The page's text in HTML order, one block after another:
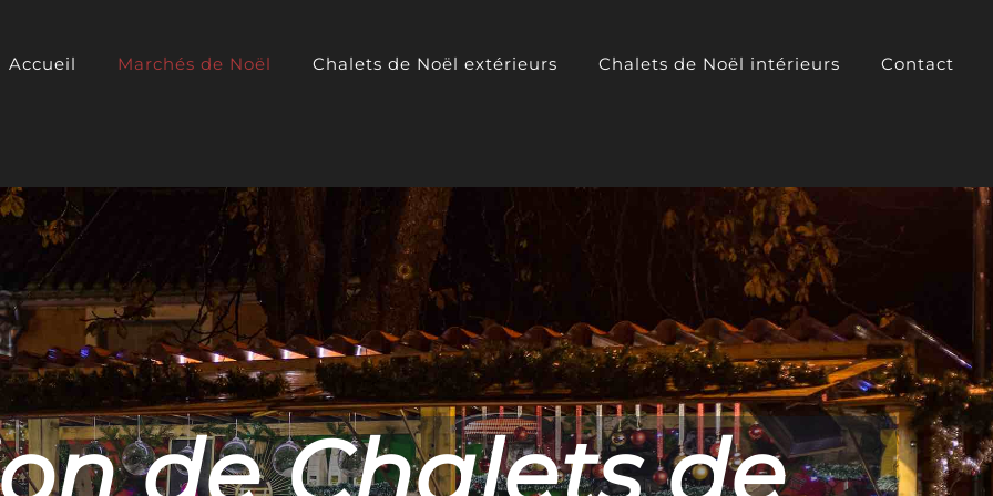
Accueil Marchés de Noël Chalets de Noël extérieurs Chalets de Noël intérieurs Contact
de marchés